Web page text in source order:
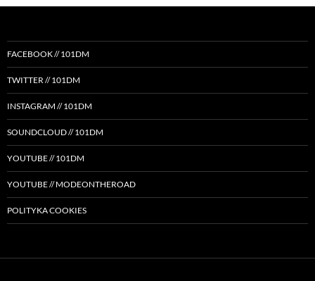
FACEBOOK // 101DM
TWITTER // 101DM
INSTAGRAM // 101DM
SOUNDCLOUD // 101DM
YOUTUBE // 101DM
YOUTUBE // MODEONTHEROAD
POLITYKA COOKIES